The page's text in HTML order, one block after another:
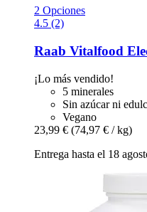
2 Opciones
4.5 (2)
Raab Vitalfood
¡Lo más vendido!
5 minerales
Sin azúcar ni
Vegano
23,99 € (74,97 € / kg)
Entrega hasta el 18